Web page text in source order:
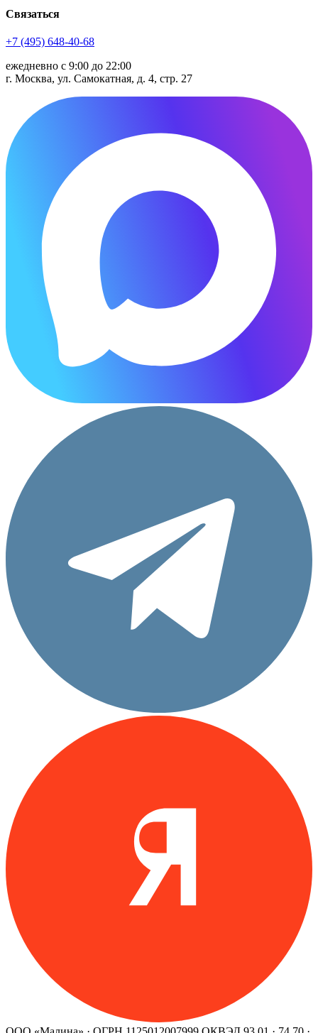
Связаться
+7 (495) 648-40-68
ежедневно с 9:00 до 22:00
г. Москва, ул. Самокатная, д. 4, стр. 27